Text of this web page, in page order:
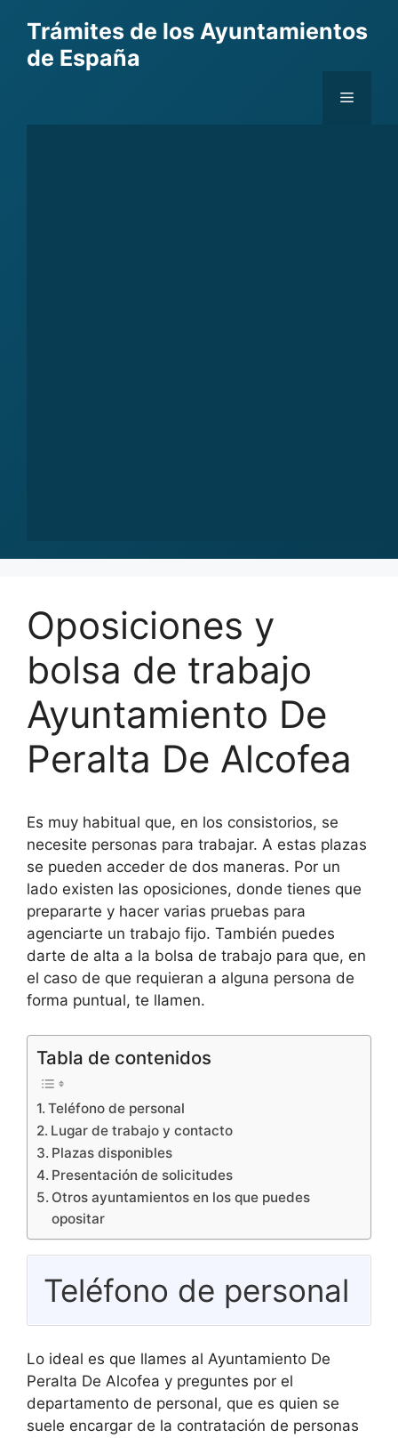
content
Trámites de los Ayuntamientos
de España
Menu
Oposiciones y
bolsa de trabajo
Ayuntamiento De
Peralta De Alcofea
Es muy habitual que, en los consistorios, se
necesite personas para trabajar. A estas plazas
se pueden acceder de dos maneras. Por un
lado existen las oposiciones, donde tienes que
prepararte y hacer varias pruebas para
agenciarte un trabajo fijo. También puedes
darte de alta a la bolsa de trabajo para que, en
el caso de que requieran a alguna persona de
forma puntual, te llamen.
Tabla de contenidos
Teléfono de personal
Lugar de trabajo y contacto
Plazas disponibles
Presentación de solicitudes
Otros ayuntamientos en los que puedes
opositar
Teléfono de personal
Lo ideal es que llames al Ayuntamiento De
Peralta De Alcofea y preguntes por el
departamento de personal, que es quien se
suele encargar de la contratación de personas